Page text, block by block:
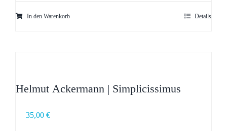
In den Warenkorb Details
Helmut Ackermann | Simplicissimus
35,00 €